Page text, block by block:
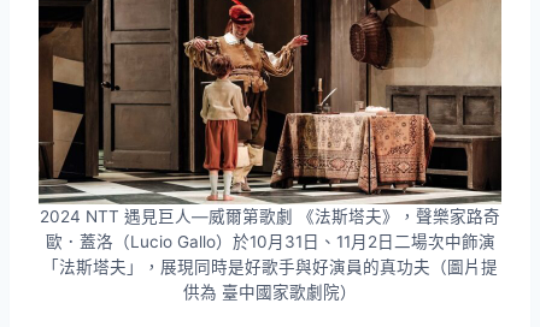
2024 NTT 遇見巨人—威爾第歌劇 《法斯塔夫》，聲樂家路奇
歐．蓋洛（Lucio Gallo）於10月31日、11月2日二場次中飾演
「法斯塔夫」，展現同時是好歌手與好演員的真功夫（圖片提
供為 臺中國家歌劇院）